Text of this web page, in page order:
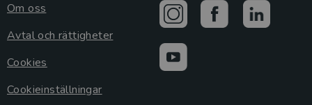
Om oss
Avtal och rättigheter
Cookies
Cookieinställningar